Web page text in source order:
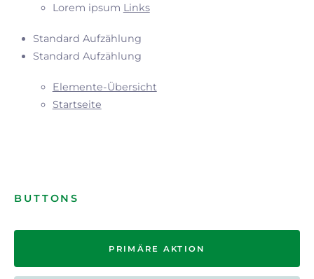
Lorem ipsum Links
Standard Aufzählung
Standard Aufzählung
Elemente-Übersicht
Startseite
BUTTONS
PRIMÄRE AKTION